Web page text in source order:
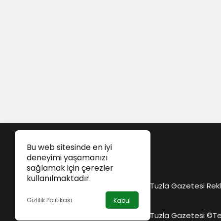
Bu web sitesinde en iyi
deneyimi yaşamanızı
sağlamak için çerezler
kullanılmaktadır.
Gizlilik Politikası Kabul
Tuzla Gazetesi
Tuzla Gazetesi ©